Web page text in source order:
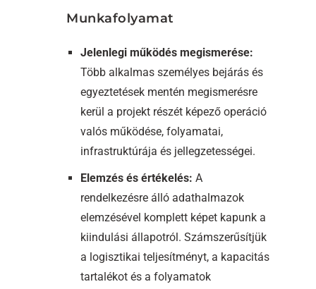
Munkafolyamat
Jelenlegi működés megismerése:
Több alkalmas személyes bejárás és
egyeztetések mentén megismerésre
kerül a projekt részét képező operáció
valós működése, folyamatai,
infrastruktúrája és jellegzetességei.
Elemzés és értékelés: A
rendelkezésre álló adathalmazok
elemzésével komplett képet kapunk a
kiindulási állapotról. Számszerűsítjük
a logisztikai teljesítményt, a kapacitás
tartalékot és a folyamatok